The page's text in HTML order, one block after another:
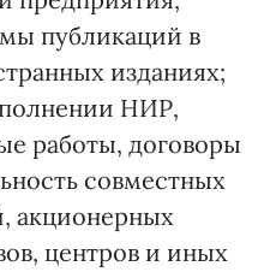
публикаций в
изданиях;
НИР,
работы, договоры
совместных
акционерных
центров и иных